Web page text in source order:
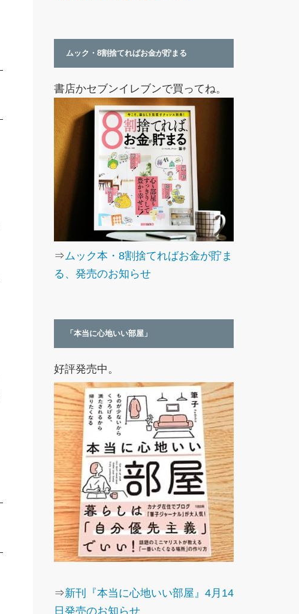
ムック・8割捨てればお金が貯まる
書店かセブンイレブンで買ってね。
⇒ムック本・8割捨てればお金が貯ま
る、発売のお知らせ
「本当に心地いい部屋」
好評発売中。
⇒新刊『本当に心地いい部屋』4月14
日発売のお知らせ